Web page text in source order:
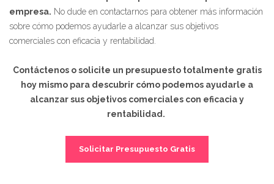
empresa. No dude en contactarnos para obtener más información
sobre cómo podemos ayudarle a alcanzar sus objetivos
comerciales con eficacia y rentabilidad.
Contáctenos o solicite un presupuesto totalmente gratis
hoy mismo para descubrir cómo podemos ayudarle a
alcanzar sus objetivos comerciales con eficacia y
rentabilidad.
Solicitar Presupuesto Gratis